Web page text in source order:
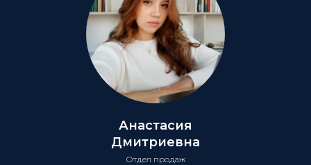
Анастасия
Дмитриевна
Отдел продаж